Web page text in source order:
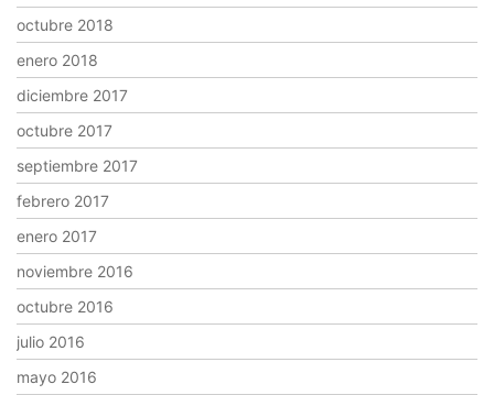
octubre 2018
enero 2018
diciembre 2017
octubre 2017
septiembre 2017
febrero 2017
enero 2017
noviembre 2016
octubre 2016
julio 2016
mayo 2016